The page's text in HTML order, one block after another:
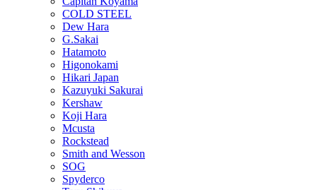
COLD STEEL
Dew Hara
G.Sakai
Hatamoto
Higonokami
Hikari Japan
Kazuyuki Sakurai
Kershaw
Koji Hara
Mcusta
Rockstead
Smith and Wesson
SOG
Spyderco